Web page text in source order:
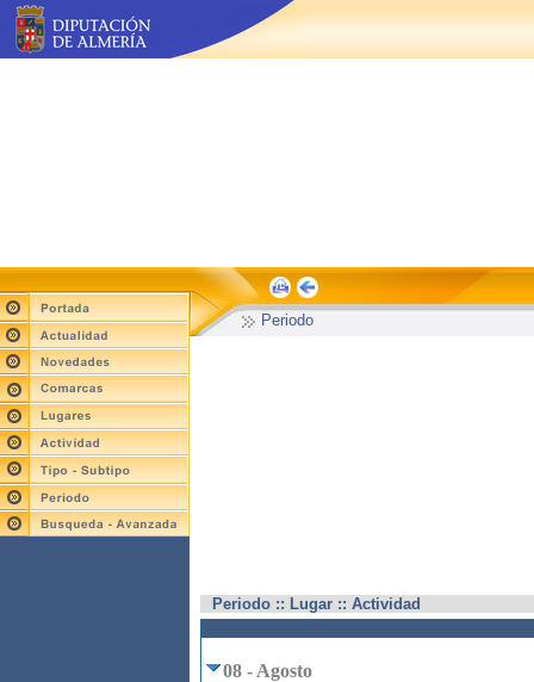
Periodo
Periodo :: Lugar :: Actividad
08 - Agosto